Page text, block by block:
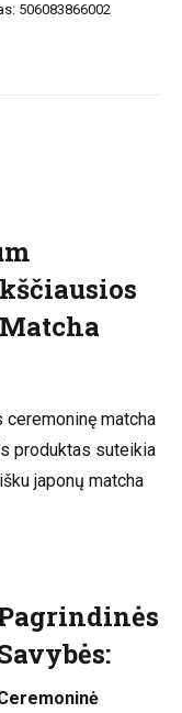
506083866002
matcha
produktas suteikia
japonų matcha